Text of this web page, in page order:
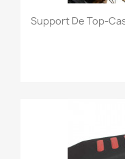
Support De Top-